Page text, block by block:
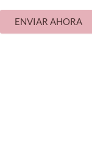
ENVIAR AHORA